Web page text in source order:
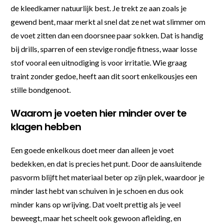
de kleedkamer natuurlijk best. Je trekt ze aan zoals je
gewend bent, maar merkt al snel dat ze net wat slimmer om
de voet zitten dan een doorsnee paar sokken. Dat is handig
bij drills, sparren of een stevige rondje fitness, waar losse
stof vooral een uitnodiging is voor irritatie. Wie graag
traint zonder gedoe, heeft aan dit soort enkelkousjes een
stille bondgenoot.
Waarom je voeten hier minder over te
klagen hebben
Een goede enkelkous doet meer dan alleen je voet
bedekken, en dat is precies het punt. Door de aansluitende
pasvorm blijft het materiaal beter op zijn plek, waardoor je
minder last hebt van schuiven in je schoen en dus ook
minder kans op wrijving. Dat voelt prettig als je veel
beweegt, maar het scheelt ook gewoon afleiding, en